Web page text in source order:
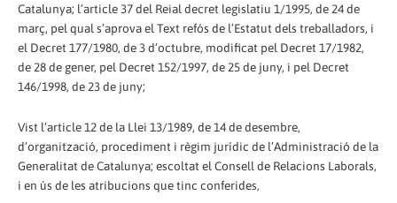
Catalunya; l’article 37 del Reial decret legislatiu 1/1995, de 24 de
març, pel qual s’aprova el Text refós de l’Estatut dels treballadors, i
el Decret 177/1980, de 3 d’octubre, modificat pel Decret 17/1982,
de 28 de gener, pel Decret 152/1997, de 25 de juny, i pel Decret
146/1998, de 23 de juny;
Vist l’article 12 de la Llei 13/1989, de 14 de desembre,
d’organització, procediment i règim jurídic de l’Administració de la
Generalitat de Catalunya; escoltat el Consell de Relacions Laborals,
i en ús de les atribucions que tinc conferides,